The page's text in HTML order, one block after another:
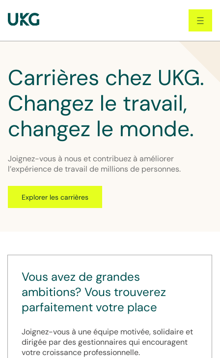
main
Carrières chez UKG.
Changez le travail,
changez le monde.
Joignez-vous à nous et contribuez à améliorer
l’expérience de travail de millions de personnes.
Explorer les carrières
Vous avez de grandes
ambitions? Vous trouverez
parfaitement votre place
Joignez-vous à une équipe motivée, solidaire et
dirigée par des gestionnaires qui encouragent
votre croissance professionnelle.